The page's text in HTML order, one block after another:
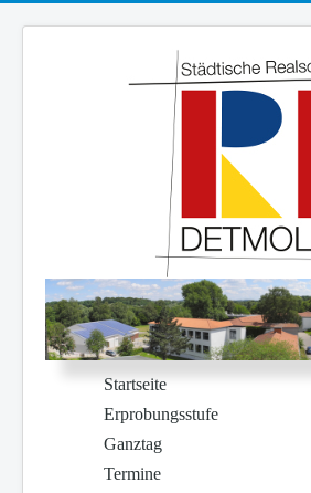
Startseite
Erprobungsstufe
Ganztag
Termine